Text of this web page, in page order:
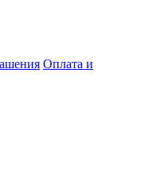
Оплата и